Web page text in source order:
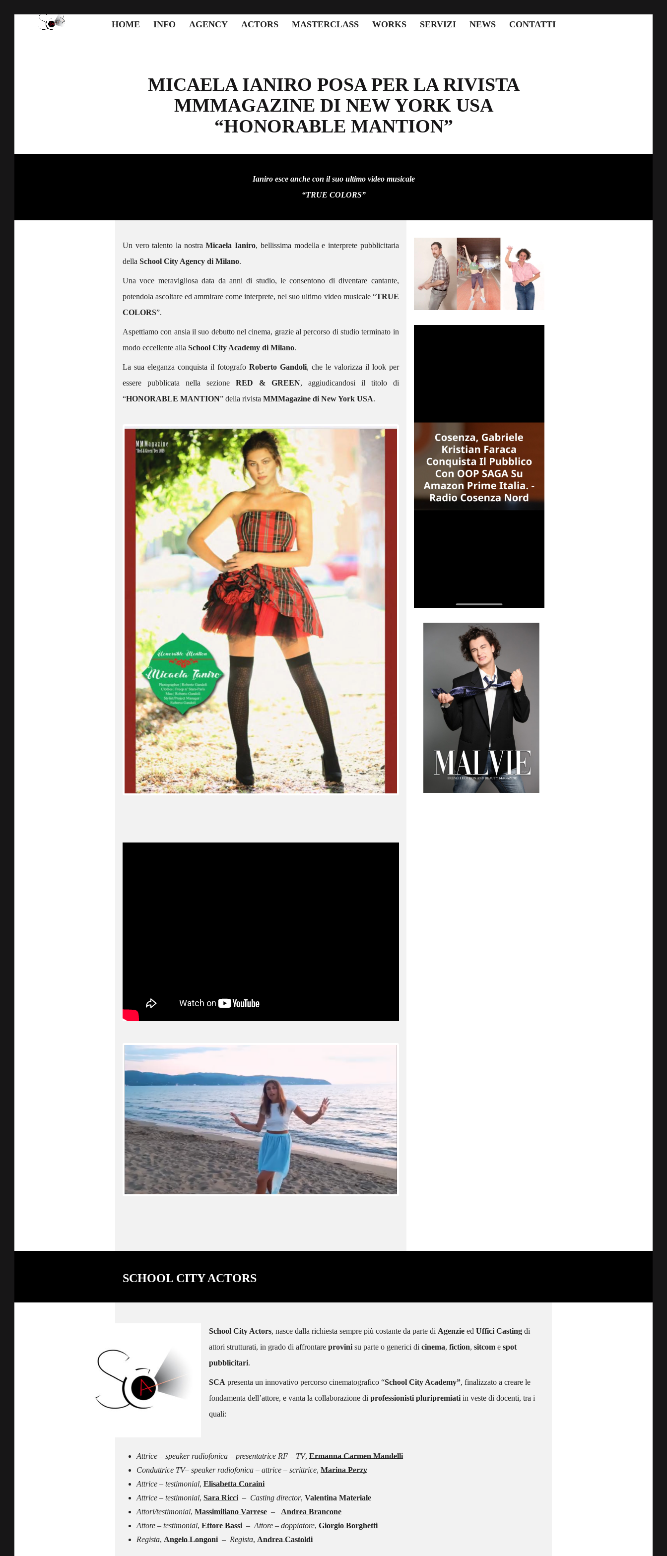
HOME INFO AGENCY ACTORS MASTERCLASS WORKS SERVIZI NEWS CONTATTI
MICAELA IANIRO POSA PER LA RIVISTA
MMMAGAZINE DI NEW YORK USA
“HONORABLE MANTION”
Ianiro esce anche con il suo ultimo video musicale
“TRUE COLORS”
Un vero talento la nostraMicaela Ianiro, bellissima modella e interprete pubblicitaria
della School City Agency di Milano.
Una voce meravigliosa data da anni di studio, le consentono di diventare cantante,
potendola ascoltare ed ammirare come interprete, nel suo ultimo video musicale “TRUE
COLORS”.
Aspettiamo con ansia il suo debutto nel cinema, grazie al percorso di studio terminato in
modo eccellente alla School City Academy di Milano.
La sua eleganza conquista il fotografo Roberto Gandoli, che le valorizza il look per
essere pubblicata nella sezione RED & GREEN, aggiudicandosi il titolo di
“HONORABLE MANTION” della rivista MMMagazine di New York USA.
SCACTORS – GIORGIA
DI FUCA”
SCACTORS – GABRIELE
KRISTIAN FARACA
STRAORDINARIA NEL
RUOLO PRINCIPALE DELLA
OOP SAGA
conquistato l’attenzione del pubblico
con la sua interpretazione straordinaria
nel ruolo principale della OOP SAGA
SCACTORS – MATTEO
RICCARDO PALAZZO VINCE
UNA BORSA DI STUDIO
Matteo Riccardo Palazzovince in
School City Actors una borsa di studio
di doppiaggio con Francesco Venditti
e Giorgio Borghetti.
SCHOOL CITY ACTORS
School City Actors, nasce dalla richiesta sempre più costante da parte di Agenzie ed Uffici Casting di
attori strutturati, in grado di affrontare provinisu parte o generici di cinema, fiction, sitcom e spot
pubblicitari.
SCA presenta un innovativo percorso cinematografico “School City Academy”, finalizzato a creare le
fondamenta dell’attore, e vanta la collaborazione di professionisti pluripremiatiin veste di docenti, tra i
quali:
Attrice – speaker radiofonica – presentatrice RF – TV, Ermanna Carmen Mandelli
Conduttrice TV– speaker radiofonica – attrice – scrittrice, Marina Perzy
Attrice – testimonial, Elisabetta Coraini
Attrice – testimonial, Sara Ricci– Casting director, Valentina Materiale
Attori/testimonial, Massimiliano Varrese –
Andrea Brancone
Attore – testimonial, Ettore Bassi– Attore – doppiatore, Giorgio Borghetti
Regista, Angelo Longoni– Regista, Andrea Castoldi